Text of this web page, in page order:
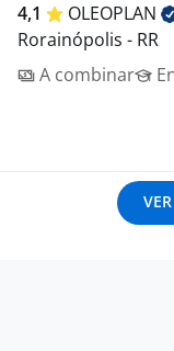
4,1
OLEOPLAN
Rorainópolis - RR
A combinar